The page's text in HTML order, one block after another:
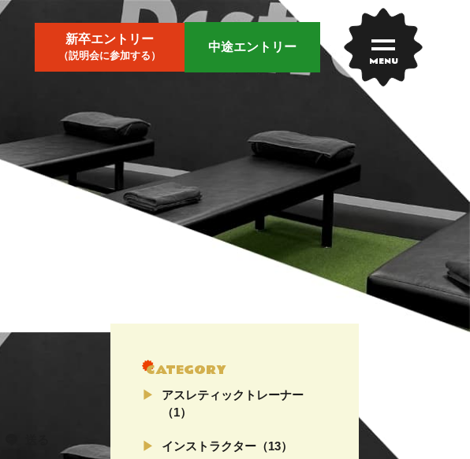
新卒エントリー
（説明会に参加する）
中途エントリー
MENU
CATEGORY
アスレティックトレーナー
（1）
インストラクター（13）